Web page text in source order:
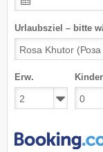
Urlaubsziel – bitte
Erw. Kinder